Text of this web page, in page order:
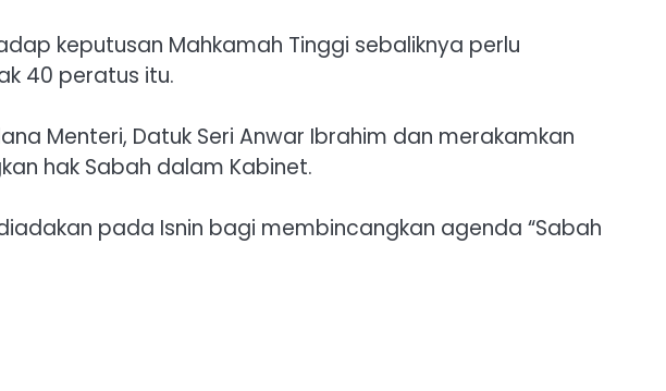
keputusan Mahkamah Tinggi sebaliknya perlu
40 peratus itu.
Menteri, Datuk Seri Anwar Ibrahim dan merakamkan
hak Sabah dalam Kabinet.
pada Isnin bagi membincangkan agenda “Sabah